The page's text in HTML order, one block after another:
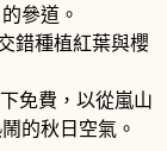
參道。
錯種植紅葉與櫻
免費，以從嵐山
的秋日空氣。